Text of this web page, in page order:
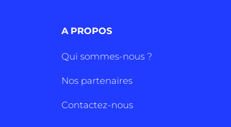
A PROPOS
Qui sommes-nous ?
Nos partenaires
Contactez-nous